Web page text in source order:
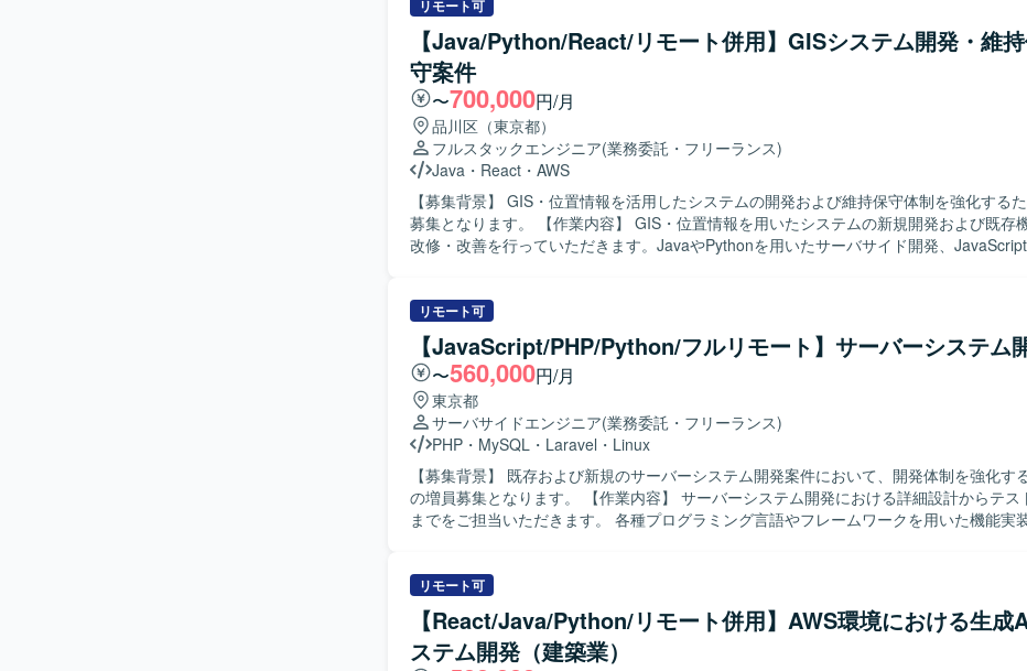
計・詳細設計、フロントエンドおよびバックエンドの実装、テスト、運用保守までを一貫
ご担当いただきます。 【求める人物像】 生成AI技術への関心が高く、新しい技術スタックの選
定や検証に主体的に取り組んでいただける方を求めています。顧客の業務課題を理解し、
者と円滑にコミュニケーションを取りながらソリューションを形にしていける方が望まし
す。 【ポジションの魅力】 生成AIを活用した業務Webアプリケーションの設計から運用まで、
フルスタックで一貫して関わることができるポジションです。Azure OpenAIやGeminiな
新の生成AIモデルや、TypeScript / React / Next.js / Python / FastAPIといったモダンな技
ックを活用しながら、業務効率化に直結するソリューション開発の経験を積んでいただけ
す。 【開発環境】 フロントエンド：TypeScript, React.js, Next.js, Chakra UI, Playwright バック
エンド：Python, FastAPI, pytest AI/開発支援：GitHub Copilot, Claude Code 等
リモート可
【Java/Python/React/リモート併用】GISシステム開発・維
守案件
〜700,000円/月
品川区（東京都）
フルスタックエンジニア(業務委託・フリーランス)
Java ・ React ・ AWS
【募集背景】 GIS・位置情報を活用したシステムの開発および維持保守体制を強化する
募集となります。 【作業内容】 GIS・位置情報を用いたシステムの新規開発および既存機能の
改修・改善を行っていただきます。JavaやPythonを用いたサーバサイド開発、
スに関心を持ち、自ら学びながら業務に取り組める方を求めております。関係者とコミュ
ーションを取りながら柔軟に対応し、長期的なシステム改善にも主体的に関わっていただ
方が望ましいです。 【ポジションの魅力】 GIS・位置情報を活用したシステムに携わること
で、地図情報や位置情報サービスに関する知見を深めることができます。Java、Python、
React、AWSなど複数の技術スタックを活用しながら、長期的な視点で開発と維持保守の
関わることができる環境です。 【開発環境】 Java、Python、JavaScript、Reactを用いたアプ
リケーション開発環境と、AWS上でのシステム基盤を組み合わせた構成となります。
リモート可
【JavaScript/PHP/Python/フルリモート】サーバーシステム
〜560,000円/月
東京都
サーバサイドエンジニア(業務委託・フリーランス)
PHP ・ MySQL ・ Laravel ・ Linux
【募集背景】 既存および新規のサーバーシステム開発案件において、開発体制を強化す
の増員募集となります。 【作業内容】 サーバーシステム開発における詳細設計からテスト工程
までをご担当いただきます。 各種プログラミング言語やフレームワークを用いた機能実
に動いていただける方を求めております。 新しい技術やクラウドサービスの習得に前向き
り組み、自ら情報収集しながらキャッチアップできる方に適したポジションとなります。 【
ジションの魅力】 複数の言語やフレームワーク、クラウドサービスを活用した開発に携
とで、サーバーサイド全般のスキルを幅広く習得していただけます。 詳細設計からテスト
リモート可
【React/Java/Python/リモート併用】AWS環境における生成
ステム開発（建築業）